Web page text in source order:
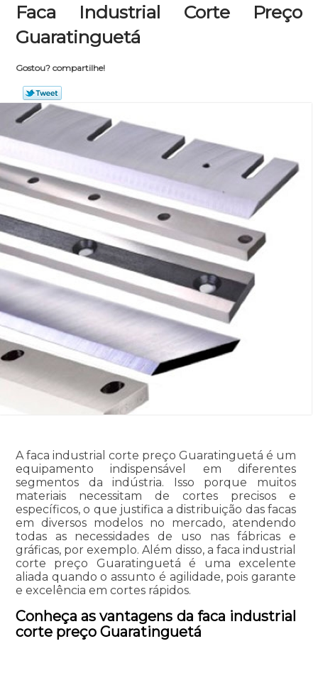
Faca Industrial Corte Preço
Guaratinguetá
Gostou? compartilhe!
A faca industrial corte preço Guaratinguetá é um
equipamento indispensável em diferentes
segmentos da indústria. Isso porque muitos
materiais necessitam de cortes precisos e
específicos, o que justifica a distribuição das facas
em diversos modelos no mercado, atendendo
todas as necessidades de uso nas fábricas e
gráficas, por exemplo. Além disso, a faca industrial
corte preço Guaratinguetá é uma excelente
aliada quando o assunto é agilidade, pois garante
e excelência em cortes rápidos.
Conheça as vantagens da faca industrial
corte preço Guaratinguetá